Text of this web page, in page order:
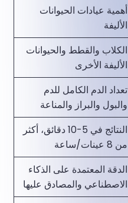
أهمية عيادات الحيوانات
الأليفة
الكلاب والقطط والحيوانات
الأليفة الأخرى
تعداد الدم الكامل للدم
والبول والبراز والمناعة
النتائج في 5-10 دقائق، أكثر
من 8 عينات/ساعة
الدقة المعتمدة على الذكاء
الاصطناعي والمصادق عليها